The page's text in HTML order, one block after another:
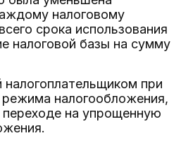
налоговому
срока использования
налоговой базы на сумму
при
налогообложения,
переходе на упрощенную